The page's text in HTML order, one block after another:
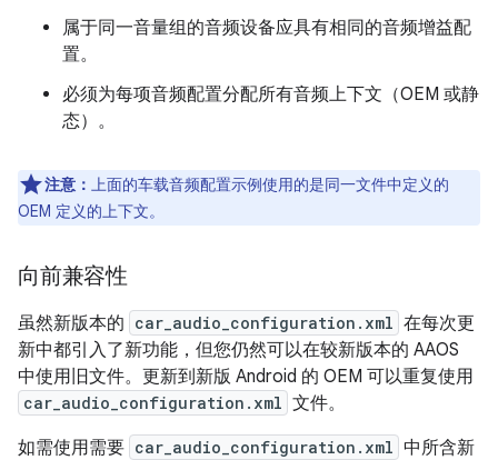
属于同一音量组的音频设备应具有相同的音频增益配
置。
必须为每项音频配置分配所有音频上下文（OEM 或静
态）。
注意： 上面的车载音频配置示例使用的是同一文件中定义的
OEM 定义的上下文。
向前兼容性
虽然新版本的 car_audio_configuration.xml 在每次更
新中都引入了新功能，但您仍然可以在较新版本的 AAOS
中使用旧文件。更新到新版 Android 的 OEM 可以重复使用
car_audio_configuration.xml 文件。
如需使用需要 car_audio_configuration.xml 中所含新